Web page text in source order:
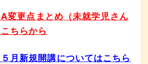
変更点まとめ（未就学児さん
ちらから
月新規開講についてはこちら